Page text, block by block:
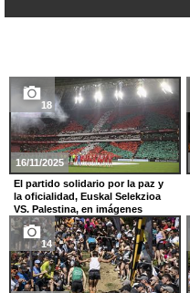
18
16/11/2025
El partido solidario por la paz y
la oficialidad, Euskal Selekzioa
VS. Palestina, en imágenes
14